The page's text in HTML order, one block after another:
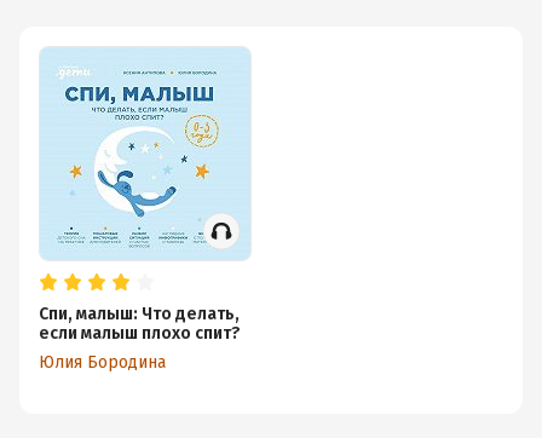
Спи, малыш: Что делать,
если малыш плохо спит?
Юлия Бородина